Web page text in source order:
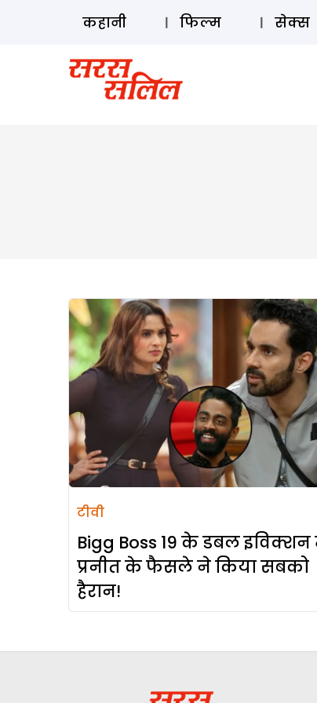
कहानी फिल्म सेक्स
टीवी
Bigg Boss 19 के डबल
प्रनीत के फैसले ने किया सबको
हैरान!